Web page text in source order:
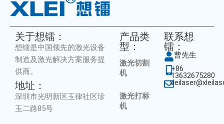
关于想镭：
想镭是中国领先的激光设备
制造及激光解决方案服务提
供商。
地址：
深圳市光明新区玉律社区珍
玉二路85号
产品类
型：
激光切割
机
激光打标
机
联系想
镭：
曹先生
+86
13632675280